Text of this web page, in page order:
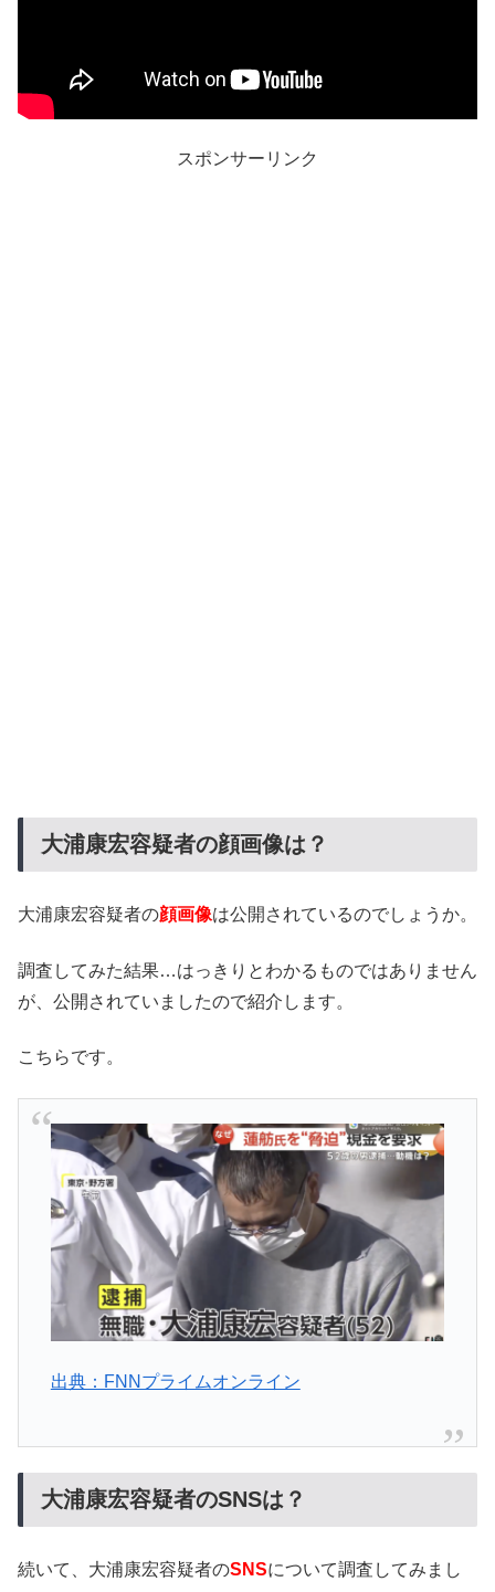
スポンサーリンク
大浦康宏容疑者の顔画像は？
大浦康宏容疑者の顔画像は公開されているのでしょうか。
調査してみた結果…はっきりとわかるものではありません
が、公開されていましたので紹介します。
こちらです。
出典：FNNプライムオンライン
大浦康宏容疑者のSNSは？
続いて、大浦康宏容疑者のSNSについて調査してみまし